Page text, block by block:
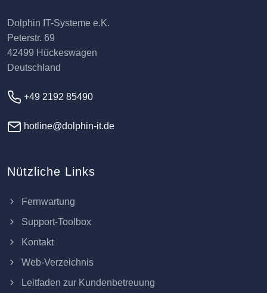
Dolphin IT-Systeme e.K.
Peterstr. 69
42499 Hückeswagen
Deutschland
+49 2192 85490
hotline@dolphin-it.de
Nützliche Links
Fernwartung
Support-Toolbox
Kontakt
Web-Verzeichnis
Leitfaden zur Kundenbetreuung